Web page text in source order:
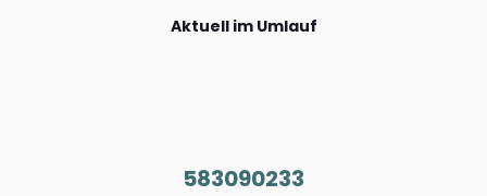
Aktuell im Umlauf
583090233